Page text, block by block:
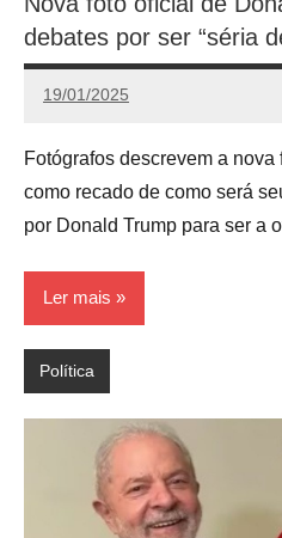
debates por ser “séria
19/01/2025
Calango
Fotógrafos descrevem a
como recado de como será
por Donald Trump para ser a
Ler mais
Política